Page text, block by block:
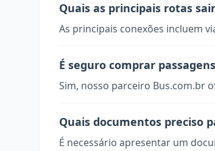
Quais as principais rotas
As principais conexões incluem
É seguro comprar
Sim, nosso parceiro Bus.com.br
Quais documentos preciso
É necessário apresentar um